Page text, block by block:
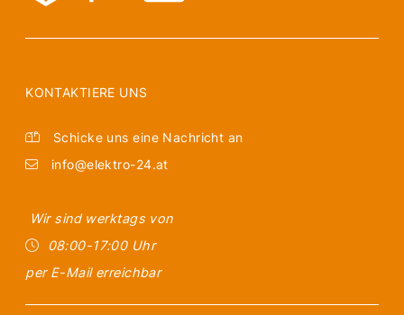
KONTAKTIERE UNS
Schicke uns eine Nachricht an
info@elektro-24.at
Wir sind werktags von
08:00-17:00 Uhr
per E-Mail erreichbar